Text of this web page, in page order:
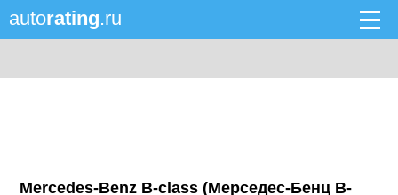
autorating.ru
Mercedes-Benz B-class (Мерседес-Бенц B-